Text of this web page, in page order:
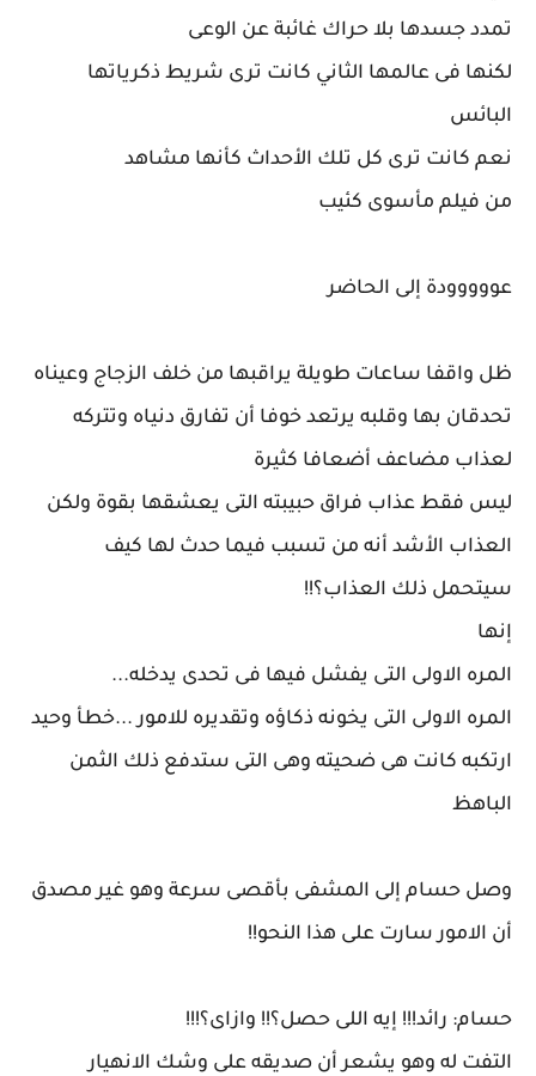
تمدد جسدها بلا حراك غائبة عن الوعى
لكنها فى عالمها الثاني كانت ترى شريط ذكرياتها
البائس
نعم كانت ترى كل تلك الأحداث كأنها مشاهد
من فيلم مأسوى كئيب
عووووودة إلى الحاضر
ظل واقفا ساعات طويلة يراقبها من خلف الزجاج وعيناه
تحدقان بها وقلبه يرتعد خوفا أن تفارق دنياه وتتركه
لعذاب مضاعف أضعافا كثيرة
ليس فقط عذاب فراق حبيبته التى يعشقها بقوة ولكن
العذاب الأشد أنه من تسبب فيما حدث لها كيف
سيتحمل ذلك العذاب؟!!
إنها
المره الاولى التى يفشل فيها فى تحدى يدخله...
المره الاولى التى يخونه ذكاؤه وتقديره للامور ...خطأ وحيد
ارتكبه كانت هى ضحيته وهى التى ستدفع ذلك الثمن
الباهظ
وصل حسام إلى المشفى بأقصى سرعة وهو غير مصدق
أن الامور سارت على هذا النحو!!
حسام: رائد!!! إيه اللى حصل؟!! وازاى؟!!!
التفت له وهو يشعر أن صديقه على وشك الانهيار